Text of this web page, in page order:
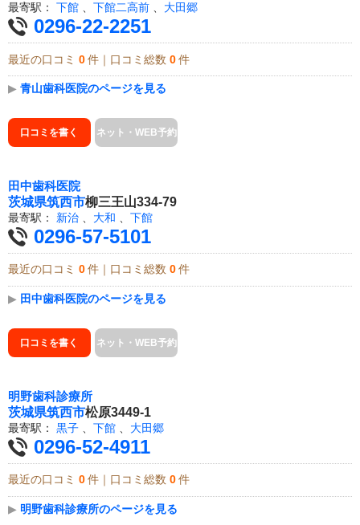
最寄駅： 下館 下館二高前 大田郷
0296-22-2251
最近の口コミ 0 件｜口コミ総数 0 件
▶ 青山歯科医院のページを見る
口コミを書く ネット・WEB予約
田中歯科医院
茨城県筑西市柳三王山334-79
最寄駅： 新治 大和 下館
0296-57-5101
最近の口コミ 0 件｜口コミ総数 0 件
▶ 田中歯科医院のページを見る
口コミを書く ネット・WEB予約
明野歯科診療所
茨城県筑西市松原3449-1
最寄駅： 黒子 下館 大田郷
0296-52-4911
最近の口コミ 0 件｜口コミ総数 0 件
▶ 明野歯科診療所のページを見る